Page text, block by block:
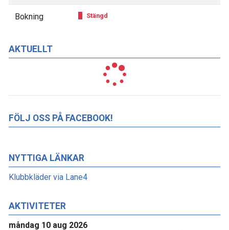
AKTUELLT
FÖLJ OSS PÅ FACEBOOK!
Bokning Stängd
NYTTIGA LÄNKAR
Klubbkläder via Lane4
AKTIVITETER
måndag 10 aug 2026